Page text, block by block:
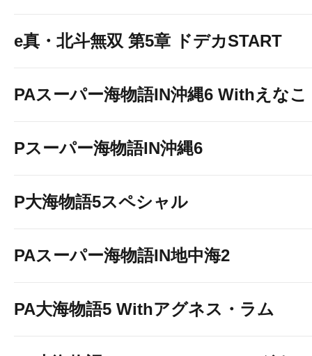
e真・北斗無双 第5章 ドデカSTART
PAスーパー海物語IN沖縄6 Withえなこ
Pスーパー海物語IN沖縄6
P大海物語5スペシャル
PAスーパー海物語IN地中海2
PA大海物語5 Withアグネス・ラム